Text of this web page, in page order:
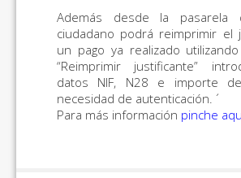
Además desde la pasarela
ciudadano podrá reimprimir el
un pago ya realizado
“Reimprimir justificante”
datos NIF, N28 e importe
necesidad de autenticación. ´
Para más información pinche